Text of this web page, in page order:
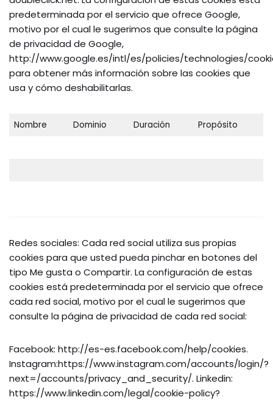
predeterminada por el servicio que ofrece Google,
motivo por el cual le sugerimos que consulte la página
de privacidad de Google,
http://www.google.es/intl/es/policies/technologies/
para obtener más información sobre las cookies que
usa y cómo deshabilitarlas.
Nombre Dominio Duración Propósito
Redes sociales: Cada red social utiliza sus propias
cookies para que usted pueda pinchar en botones del
tipo Me gusta o Compartir. La configuración de estas
cookies está predeterminada por el servicio que ofrece
cada red social, motivo por el cual le sugerimos que
consulte la página de privacidad de cada red social:
Facebook: http://es-es.facebook.com/help/cookies.
Instagram:https://www.instagram.com/accounts/login/?
next=/accounts/privacy_and_security/. Linkedin:
https://www.linkedin.com/legal/cookie-policy?